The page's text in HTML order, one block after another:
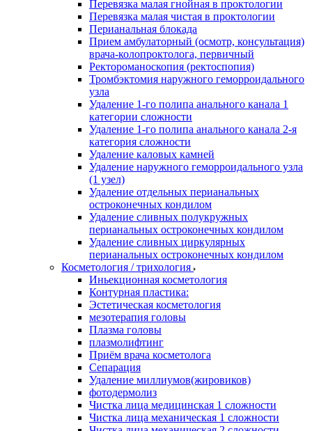
Перевязка малая гнойная в проктологии
Перевязка малая чистая в проктологии
Перианальная блокада
Прием амбулаторный (осмотр, консультация)
врача-колопроктолога, первичный
Ректороманоскопия (ректоспопия)
Тромбэктомия наружного геморроидального
узла
Удаление 1-го полипа анального канала 1
категории сложности
Удаление 1-го полипа анального канала 2-я
категория сложности
Удаление каловых камней
Удаление наружного геморроидального узла
(1 узел)
Удаление отдельных перианальных
остроконечных кондилом
Удаление сливных полукружных
перианальных остроконечных кондилом
Удаление сливных циркулярных
перианальных остроконечных кондилом
Косметология / трихология
Иньекционная косметология
Контурная пластика:
Эстетическая косметология
мезотерапия головы
Плазма головы
плазмолифтинг
Приём врача косметолога
Сепарация
Удаление миллиумов(жировиков)
фотодермолиз
Чистка лица медицинская 1 сложности
Чистка лица механическая 1 сложности